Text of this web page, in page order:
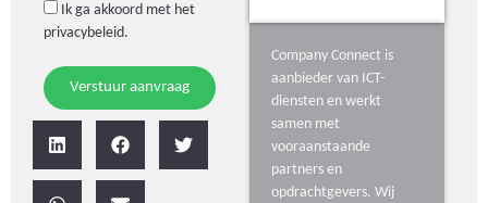
Ik ga akkoord met het
privacybeleid.
Verstuur aanvraag
Company Connect is
aanbieder van ICT-
diensten en werkt
samen met
vooraanstaande
partners en
opdrachtgevers. Wij